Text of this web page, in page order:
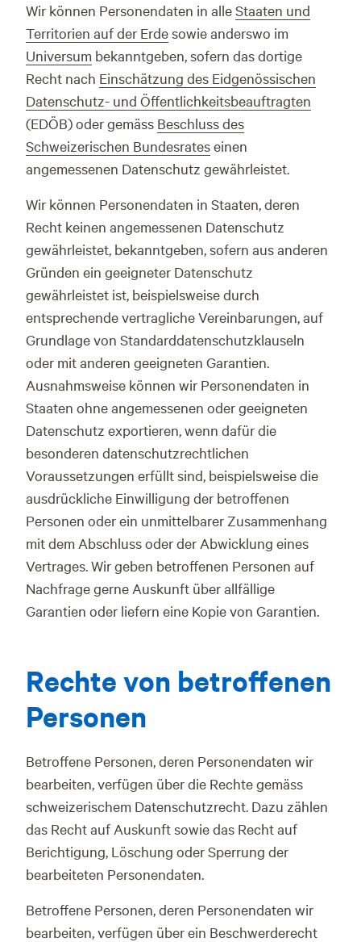
Wir können Personendaten in alleStaaten und
Territorien auf der Erdesowie anderswo im
Universum bekanntgeben, sofern das dortige
Recht nach Einschätzung des Eidgenössischen
Datenschutz- und Öffentlichkeitsbeauftragten
(EDÖB) oder gemäss Beschluss des
Schweizerischen Bundesrateseinen
angemessenen Datenschutz gewährleistet.
Wir können Personendaten in Staaten, deren
Recht keinen angemessenen Datenschutz
gewährleistet, bekanntgeben, sofern aus anderen
Gründen ein geeigneter Datenschutz
gewährleistet ist, beispielsweise durch
entsprechende vertragliche Vereinbarungen, auf
Grundlage von Standarddatenschutzklauseln
oder mit anderen geeigneten Garantien.
Ausnahmsweise können wir Personendaten in
Staaten ohne angemessenen oder geeigneten
Datenschutz exportieren, wenn dafür die
besonderen datenschutzrechtlichen
Voraussetzungen erfüllt sind, beispielsweise die
ausdrückliche Einwilligung der betroffenen
Personen oder ein unmittelbarer Zusammenhang
mit dem Abschluss oder der Abwicklung eines
Vertrages. Wir geben betroffenen Personen auf
Nachfrage gerne Auskunft über allfällige
Garantien oder liefern eine Kopie von Garantien.
Rechte von betroffenen
Personen
Betroffene Personen, deren Personendaten wir
bearbeiten, verfügen über die Rechte gemäss
schweizerischem Datenschutzrecht. Dazu zählen
das Recht auf Auskunft sowie das Recht auf
Berichtigung, Löschung oder Sperrung der
bearbeiteten Personendaten.
Betroffene Personen, deren Personendaten wir
bearbeiten, verfügen über ein Beschwerderecht